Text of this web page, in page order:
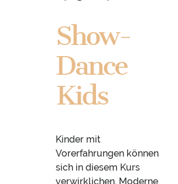
Show-
Dance
Kids
Kinder mit
Vorerfahrungen können
sich in diesem Kurs
verwirklichen. Moderne